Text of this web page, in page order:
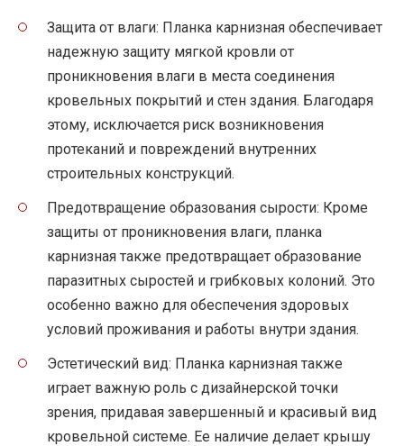
Защита от влаги: Планка карнизная обеспечивает
надежную защиту мягкой кровли от
проникновения влаги в места соединения
кровельных покрытий и стен здания. Благодаря
этому, исключается риск возникновения
протеканий и повреждений внутренних
строительных конструкций.
Предотвращение образования сырости: Кроме
защиты от проникновения влаги, планка
карнизная также предотвращает образование
паразитных сыростей и грибковых колоний. Это
особенно важно для обеспечения здоровых
условий проживания и работы внутри здания.
Эстетический вид: Планка карнизная также
играет важную роль с дизайнерской точки
зрения, придавая завершенный и красивый вид
кровельной системе. Ее наличие делает крышу